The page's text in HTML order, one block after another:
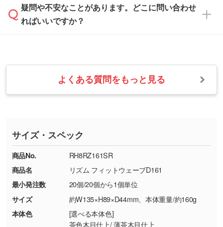
・フルカラーデータを1色に変換してほしい
・1色印刷でグラデーションや濃淡を表現した
い
す。→詳しく見る
・コーポレートカラーを使って印刷したい／印
刷色にこだわりがある
DIC・PANTONEなどのカラーチップの指定や、
現物支給による色指定も承っております。→詳
しく見る
っきりと目立たせたいときは濃い印刷色が、柔
らかい雰囲気にしたいときは淡い印刷色が映え
また、お選びいただいた印刷色が本体色に合わ
ない場合や仕上がりに影響しそうな場合は、ス
タッフから別の色をご案内することもございま
速やかに対応いたします。
お手数をお掛けいたしますが、至急担当スタッ
フまでご連絡ください。商品の状況を確認し、
・お届け時に商品が損傷・故障している場合
・ご注文と異なる商品が届いた場合
・印刷不良があった場合
※詳しくは「商品の良品基準について
ください。
【返品・交換ができない場合】
・お客様の元で商品を加工された場合、または
商品が破損した場合
・商品到着後7日以上経過している場合
・お客様のご都合による返品・交換依頼(商
疑問や不安なことがあります。どこに問い合わせ
ればいいですか？
業日以内に担当スタッフよりメールにてご連絡
いたします。
お急ぎの場合はお電話でのご質問も受け付けて
TEL：0422-29-9911 営業時間10:00～
18:00(土日祝日除く)
お問い合わせフォームはこちら
よくある質問をもっと見る
サイズ・スペック
商品No.
RH8RZ161SR
商品名
リズム フィットウェーブD161
最小発注数
20個/20個から1個単位
サイズ
約W135×H89×D44mm、本体重量/約160g
本体色
[選べる本体色]
茶色木目仕上/ 薄茶木目仕上